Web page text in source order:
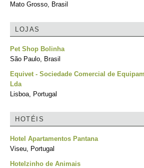
Mato Grosso, Brasil
LOJAS
Pet Shop Bolinha
São Paulo, Brasil
Equivet - Sociedade Comercial de
Lda
Lisboa, Portugal
HOTÉIS
Hotel Apartamentos Pantana
Viseu, Portugal
Hotelzinho de Animais